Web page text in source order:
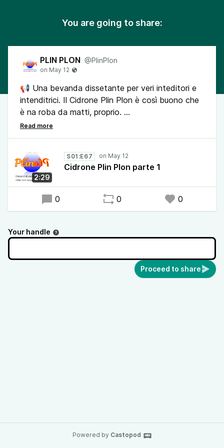
You are going to share:
PLIN PLON @PlinPlon
📢 Una bevanda dissetante per veri inteditori e
intenditrici. Il Cidrone Plin Plon è così buono che
è na roba da matti, proprio.
Non ci risulta che venga usato durante sette
buon gusto!
🔔Condividi il podcast Plin Plon, il brand di
prodotti e servizi che non sapevi di volere. Sarà
2:29
S01:E67
Cidrone Plin Plon parte 1
0 0 0
Your handle
Proceed to share
Powered by Castopod